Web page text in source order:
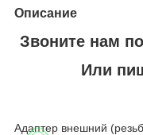
Описание
Звоните нам
Или
Адаптер внешний